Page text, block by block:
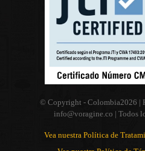
© Copyright - Colombia2026 |
info@voragine.co | Todos
Vea nuestra Política de